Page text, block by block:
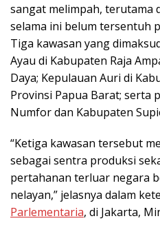
sangat melimpah, terutama
selama ini belum tersentuh
Tiga kawasan yang
Ayau di Kabupaten Raja
Daya; Kepulauan Auri di
Provinsi Papua Barat; serta
Numfor dan Kabupaten
“Ketiga kawasan tersebut
sebagai sentra produksi
pertahanan terluar negara
nelayan,” jelasnya dalam
Parlementaria, di Jakarta,